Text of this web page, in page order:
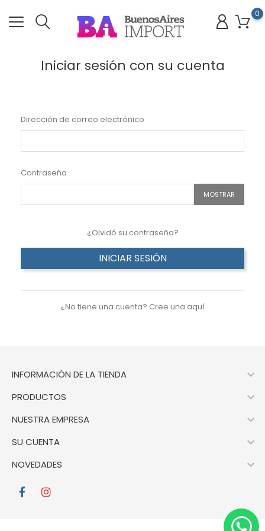
0
Iniciar sesión con su cuenta
Dirección de correo electrónico
Contraseña
MOSTRAR
¿Olvidó su contraseña?
INICIAR SESIÓN
¿No tiene una cuenta? Cree una aquí
INFORMACIÓN DE LA TIENDA 
PRODUCTOS 
NUESTRA EMPRESA 
SU CUENTA 
NOVEDADES 